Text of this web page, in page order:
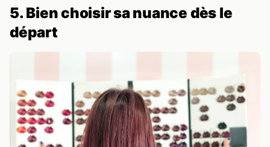
5. Bien choisir sa nuance dès le
départ